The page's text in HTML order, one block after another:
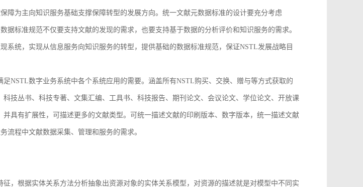
障为主向知识服务基础支撑保障转型的发展方向。统一文献元数据标准的设计要充分考虑
据标准规范不仅要支持文献的发现的需求，也要支持基于数据的分析评价和知识服务的需求。
系统，实现从信息服务向知识服务的转型，提供基础的数据标准规范，保证NSTL发展战略目
NSTL数字业务系统中各个系统应用的需要。涵盖所有NSTL购买、交换、赠与等方式获取的
技丛书、科技专著、文集汇编、工具书、科技报告、期刊论文、会议论文、学位论文、开放课
具有扩展性，可描述更多的文献类型。可统一描述文献的印刷版本、数字版本，统一描述文献
流程中文献数据采集、管理和服务的需求。
，根据实体关系方法分析抽象出资源对象的实体关系模型，对资源的描述就是对模型中不同实